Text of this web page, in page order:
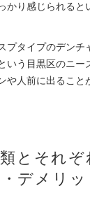
かり感じられると
プタイプのデンチ
いう目黒区のニー
や人前に出ること
とそれぞ
・デメリッ